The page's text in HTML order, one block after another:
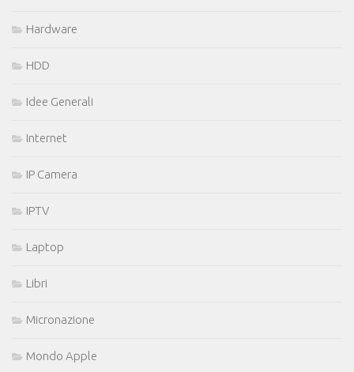
Hardware
HDD
Idee Generali
Internet
IP Camera
IPTV
Laptop
Libri
Micronazione
Mondo Apple